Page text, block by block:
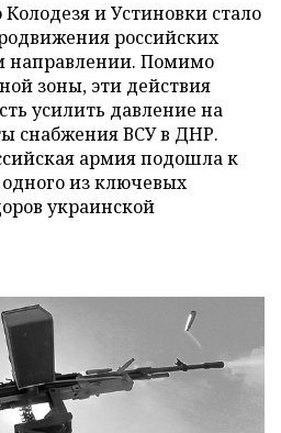
и Устиновки стало
российских
направлении. Помимо
зоны, эти действия
усилить давление на
снабжения ВСУ в ДНР.
армия подошла к
из ключевых
украинской